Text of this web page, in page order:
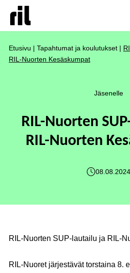
Etusivu | Tapahtumat ja koulutukset |
RIL-Nuorten Kesäskumpat
Jäsenelle
RIL-Nuorten
RIL-Nuorten
08.08.2024
RIL-Nuorten SUP-lautailu ja RIL-
RIL-Nuoret järjestävät torstaina 8.